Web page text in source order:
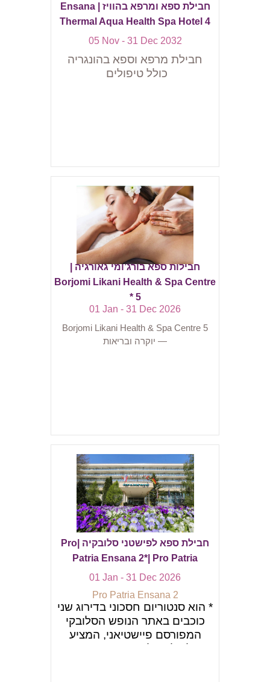
חבילת ספא ומרפא בהוויז | Ensana
Thermal Aqua Health Spa Hotel 4
05 Nov - 31 Dec 2032
חבילת מרפא וספא בהונגריה
כולל טיפולים
חבילות ספא בורג’ומי גאורגיה |
Borjomi Likani Health & Spa Centre
5 *
01 Jan - 31 Dec 2026
Borjomi Likani Health & Spa Centre 5
— יוקרה ובריאות
חבילת ספא לפישטני סלובקיה |Pro
Patria Ensana 2*| Pro Patria
01 Jan - 31 Dec 2026
Pro Patria Ensana 2
* הוא סנטוריום חסכוני בדירוג שני
כוכבים באתר הנופש הסלובקי
המפורסם פיישטיאני, המציע
טיפול בלניאולוגי איכותי במחירים